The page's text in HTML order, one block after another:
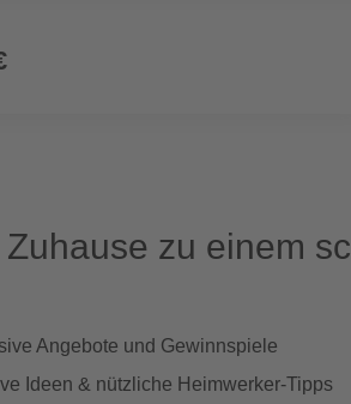
zu einem
Angebote und Gewinnspiele
Ideen & nützliche Heimwerker-Tipps